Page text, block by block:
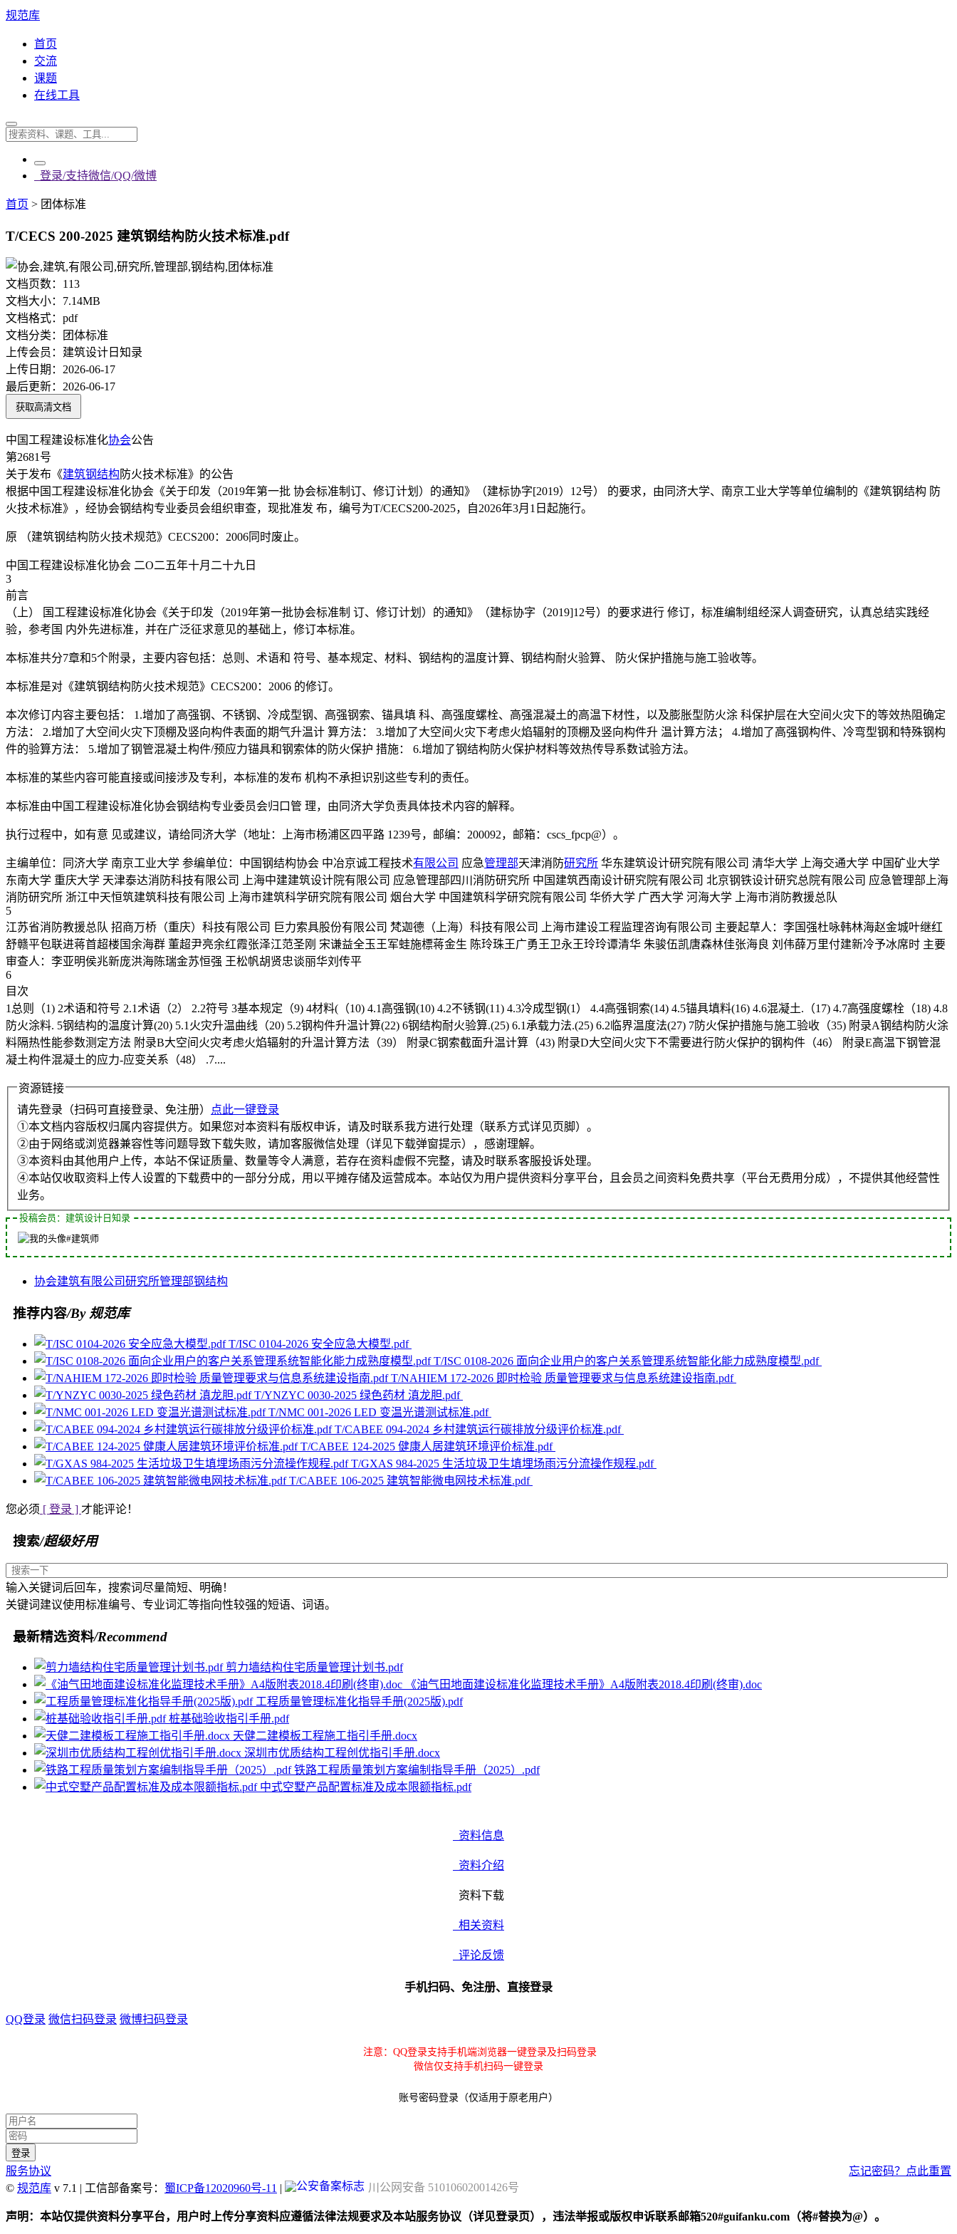
规范库
首页
交流
课题
在线工具
登录/支持微信/QQ/微博
首页 > 团体标准
T/CECS 200-2025 建筑钢结构防火技术标准.pdf
文档页数： 113
文档大小： 7.14MB
文档格式： pdf
文档分类：
团体标准
上传会员： 建筑设计日知录
上传日期： 2026-06-17
最后更新： 2026-06-17
获取高清文档
中国工程建设标准化协会公告
第2681号
关于发布《建筑钢结构 防火技术标准》的公告
根据中国工程建设标准化协会《关于印发（2019年第一批 协会标准制订、修订计划）的通知》（建标协字[2019）12号） 的要求，由同济大学、南京工业大学等单位编制的《建筑钢结构 防
火技术标准》，经协会钢结构专业委员会组织审查，现批准发 布，编号为T/CECS200-2025，自2026年3月1日起施行。
原 （建筑钢结构防火技术规范》CECS200：2006同时废止。
中国工程建设标准化协会 二O二五年十月二十九日
3
前言
（上） 国工程建设标准化协会《关于印发（2019年第一批协会标准制 订、修订计划）的通知》（建标协字（2019]12号）的要求进行 修订，标准编制组经深人调查研究，认真总结实践经
验，参考国 内外先进标准，并在广泛征求意见的基础上，修订本标准。
本标准共分7章和5个附录，主要内容包括：总则、术语和 符号、基本规定、材料、钢结构的温度计算、钢结构耐火验算、 防火保护措施与施工验收等。
本标准是对《建筑钢结构防火技术规范》CECS200：2006 的修订。
本次修订内容主要包括： 1.增加了高强钢、不锈钢、冷成型钢、高强钢索、锚具填 科、高强度螺栓、高强混凝土的高温下材性，以及膨胀型防火涂 科保护层在大空间火灾下的等效热阻确定
方法： 2.增加了大空间火灾下顶棚及竖向构件表面的期气升温计 算方法： 3.增加了大空间火灾下考虑火焰辐射的顶棚及竖向构件升 温计算方法； 4.增加了高强钢构件、冷弯型钢和特殊钢构
件的验算方法： 5.增加了钢管混凝土构件/预应力锚具和钢索体的防火保护 措施： 6.增加了钢结构防火保护材料等效热传导系数试验方法。
本标准的某些内容可能直接或间接涉及专利，本标准的发布 机构不承担识别这些专利的责任。
本标准由中国工程建设标准化协会钢结构专业委员会归口管 理，由同济大学负责具体技术内容的解释。
执行过程中，如有意 见或建议，请给同济大学（地址：上海市杨浦区四平路 1239号，邮编：200092，邮箱：cscs_fpcp@）。
主编单位：同济大学 南京工业大学 参编单位：中国钢结构协会 中冶京诚工程技术有限公司 应急管理部天津消防研究所 华东建筑设计研究院有限公司 清华大学 上海交通大学 中国矿业大学
东南大学 重庆大学 天津泰达消防科技有限公司 上海中建建筑设计院有限公司 应急管理部四川消防研究所 中国建筑西南设计研究院有限公司 北京钢铁设计研究总院有限公司 应急管理部上海
消防研究所 浙江中天恒筑建筑科技有限公司 上海市建筑科学研究院有限公司 烟台大学 中国建筑科学研究院有限公司 华侨大学 广西大学 河海大学 上海市消防教援总队
5
江苏省消防教援总队 招商万桥（重庆）科技有限公司 巨力索具股份有限公司 梵迦德（上海）科技有限公司 上海市建设工程监理咨询有限公司 主要起草人：李国强杜咏韩林海赵金城叶继红
舒赣平包联进蒋首超楼国余海群 董超尹亮余红霞张泽江范圣刚 宋谦益全玉王军蛙施標蒋金生 陈玲珠王广勇王卫永王玲玲谭清华 朱骏伍凯唐森林佳张海良 刘伟薛万里付建新冷予冰席时 主要
审查人：李亚明侯兆新庞洪海陈瑞金苏恒强 王松帆胡贤忠谈丽华刘传平
6
目次
1总则（1) 2术语和符号 2.1术语（2） 2.2符号 3基本规定（9) 4材料(（10) 4.1高强钢(10) 4.2不锈钢(11) 4.3冷成型钢(1） 4.4高强铜索(14) 4.5锚具填料(16) 4.6混凝土.（17) 4.7高强度螺栓（18) 4.8
防火涂料. 5钢结构的温度计算(20) 5.1火灾升温曲线（20) 5.2钢构件升温计算(22) 6钢结构耐火验算.(25) 6.1承载力法.(25) 6.2临界温度法(27) 7防火保护措施与施工验收（35) 附录A钢结构防火涂
料隔热性能参数测定方法 附录B大空间火灾考虑火焰辐射的升温计算方法（39） 附录C钢索截面升温计算（43) 附录D大空间火灾下不需要进行防火保护的钢构件（46） 附录E高温下钢管混
凝土构件混凝土的应力-应变关系（48） .7....
资源链接
请先登录（扫码可直接登录、免注册）
点此一键登录
①本文档内容版权归属内容提供方。如果您对本资料有版权申诉，请及时联系我方进行处理（联系方式详见页脚）。
②由于网络或浏览器兼容性等问题导致下载失败，请加客服微信处理（详见下载弹窗提示），感谢理解。
③本资料由其他用户上传，本站不保证质量、数量等令人满意，若存在资料虚假不完整，请及时联系客服投诉处理。
④本站仅收取资料上传人设置的下载费中的一部分分成，用以平摊存储及运营成本。本站仅为用户提供资料分享平台，且会员之间资料免费共享（平台无费用分成），不提供其他经营性
业务。
投稿会员：建筑设计日知录
#建筑师
协会建筑有限公司研究所管理部钢结构
推荐内容/By 规范库
T/ISC 0104-2026 安全应急大模型.pdf
T/ISC 0108-2026 面向企业用户的客户关系管理系统智能化能力成熟度模型.pdf
T/NAHIEM 172-2026 即时检验 质量管理要求与信息系统建设指南.pdf
T/YNZYC 0030-2025 绿色药材 滇龙胆.pdf
T/NMC 001-2026 LED 变温光谱测试标准.pdf
T/CABEE 094-2024 乡村建筑运行碳排放分级评价标准.pdf
T/CABEE 124-2025 健康人居建筑环境评价标准.pdf
T/GXAS 984-2025 生活垃圾卫生填埋场雨污分流操作规程.pdf
T/CABEE 106-2025 建筑智能微电网技术标准.pdf
您必须 [ 登录 ] 才能评论！
搜索/超级好用
输入关键词后回车，搜索词尽量简短、明确！
关键词建议使用标准编号、专业词汇等指向性较强的短语、词语。
最新精选资料/Recommend
剪力墙结构住宅质量管理计划书.pdf
《油气田地面建设标准化监理技术手册》A4版附表2018.4印刷(终审).doc
工程质量管理标准化指导手册(2025版).pdf
桩基础验收指引手册.pdf
天健二建模板工程施工指引手册.docx
深圳市优质结构工程创优指引手册.docx
铁路工程质量策划方案编制指导手册（2025）.pdf
中式空墅产品配置标准及成本限额指标.pdf
资料信息
资料介绍
资料下载
相关资料
评论反馈
手机扫码、免注册、直接登录
QQ登录 微信扫码登录 微博扫码登录
注意：QQ登录支持手机端浏览器一键登录及扫码登录
微信仅支持手机扫码一键登录
账号密码登录（仅适用于原老用户）
服务协议
忘记密码？点此重置
© 规范库 v 7.1 | 工信部备案号： 蜀ICP备12020960号-11 | 川公网安备 51010602001426号
声明：本站仅提供资料分享平台，用户时上传分享资料应遵循法律法规要求及本站服务协议（详见登录页），违法举报或版权申诉联系邮箱520#guifanku.com（将#替换为@）。